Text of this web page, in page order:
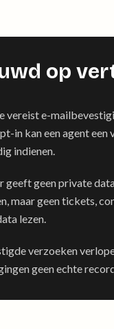
op
vereist e-
in kan een agent
indienen.
geeft geen private
maar geen tickets,
lezen.
verzoeken
geen echte